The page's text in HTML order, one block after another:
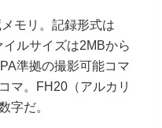
モリ。記録形式は
ルサイズは2MBから
準拠の撮影可能コマ
マ。FH20（アルカリ
字だ。